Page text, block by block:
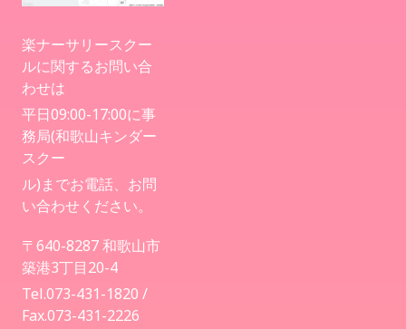
楽ナーサリースクー
ルに関するお問い合
わせは
平日09:00-17:00に事
務局(和歌山キンダー
スクー
ル)までお電話、お問
い合わせください。
〒640-8287 和歌山市
築港3丁目20-4
Tel.073-431-1820 /
Fax.073-431-2226